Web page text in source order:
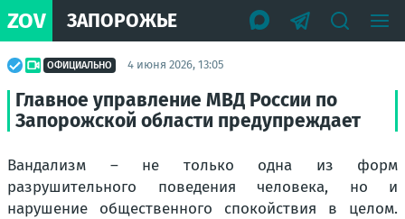
ZOV ЗАПОРОЖЬЕ
ОФИЦИАЛЬНО 4 июня 2026, 13:05
Главное управление МВД России по
Запорожской области предупреждает
Вандализм – не только одна из форм
разрушительного поведения человека, но и
нарушение общественного спокойствия в целом.